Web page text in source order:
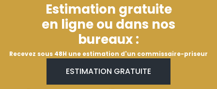
Estimation gratuite
en ligne ou dans nos
bureaux :
Recevez sous 48H une estimation d'un commissaire-priseur
ESTIMATION GRATUITE